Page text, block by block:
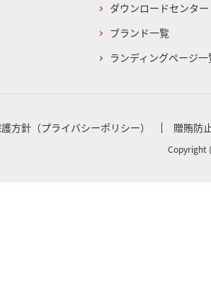
ダウンロードセンター
ブランド一覧
ランディングページ一
方針（プライバシーポリシー） 贈賄防
Copyright